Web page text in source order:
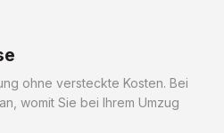
ohne versteckte Kosten. Bei
womit Sie bei Ihrem Umzug